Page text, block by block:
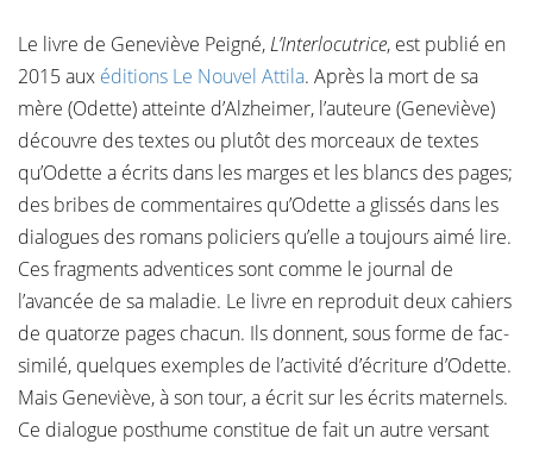
Le livre de Geneviève Peigné,L’Interlocutrice, est publié en
2015 aux éditions Le Nouvel Attila. Après la mort de sa
mère (Odette) atteinte d’Alzheimer, l’auteure (Geneviève)
découvre des textes ou plutôt des morceaux de textes
qu’Odette a écrits dans les marges et les blancs des pages;
des bribes de commentaires qu’Odette a glissés dans les
dialogues des romans policiers qu’elle a toujours aimé lire.
Ces fragments adventices sont comme le journal de
l’avancée de sa maladie. Le livre en reproduit deux cahiers
de quatorze pages chacun. Ils donnent, sous forme de fac-
similé, quelques exemples de l’activité d’écriture d’Odette.
Mais Geneviève, à son tour, a écrit sur les écrits maternels.
Ce dialogue posthume constitue de fait un autre versant